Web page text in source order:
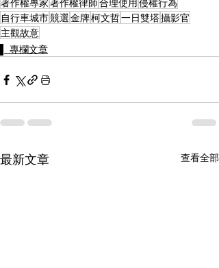
自行車城市競選金牌柯文哲一日雙塔攝影官
主觀故意
▌ 專欄文章
最新文章 查看全部